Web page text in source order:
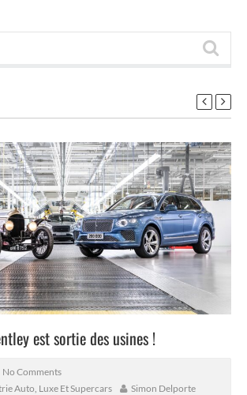
est sortie des usines !
No Comments
Auto Luxe Et Supercars Simon Delporte